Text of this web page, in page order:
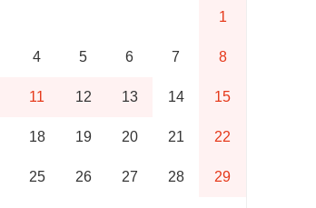
1
4 5 6 7 8
11 12 13 14 15
18 19 20 21 22
25 26 27 28 29